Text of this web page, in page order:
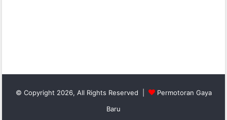
© Copyright 2026, All Rights Reserved |
Permotoran Gaya
Baru